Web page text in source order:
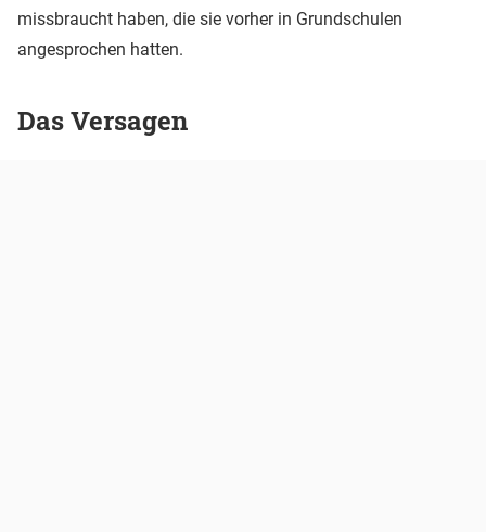
missbraucht haben, die sie vorher in Grundschulen
angesprochen hatten.
Das Versagen